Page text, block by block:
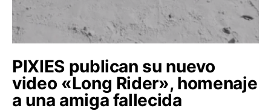
PIXIES publican su nuevo
video «Long Rider», homenaje
a una amiga fallecida